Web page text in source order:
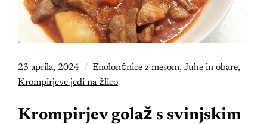
23 aprila, 2024 Enolončnice z mesom, Juhe in obare,
Krompirjeve jedi na žlico
Krompirjev golaž s svinjskim